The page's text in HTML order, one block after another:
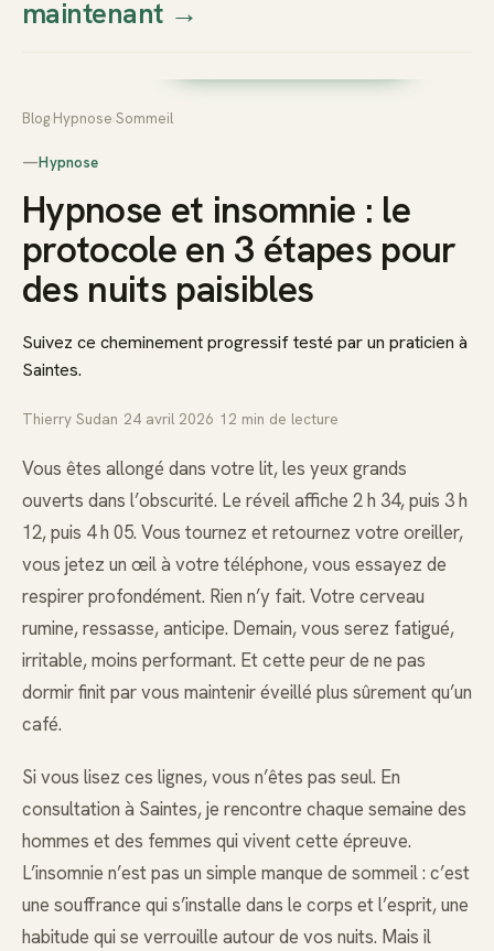
Thierry
Prendre rendez-vous dès
maintenant→
Blog Hypnose Sommeil
—Hypnose
Hypnose et insomnie : le
protocole en 3 étapes pour
des nuits paisibles
Suivez ce cheminement progressif testé par un praticien à
Saintes.
Thierry Sudan 24 avril 2026 12 min de lecture
Vous êtes allongé dans votre lit, les yeux grands
ouverts dans l’obscurité. Le réveil affiche 2 h 34, puis 3 h
12, puis 4 h 05. Vous tournez et retournez votre oreiller,
vous jetez un œil à votre téléphone, vous essayez de
respirer profondément. Rien n’y fait. Votre cerveau
rumine, ressasse, anticipe. Demain, vous serez fatigué,
irritable, moins performant. Et cette peur de ne pas
dormir finit par vous maintenir éveillé plus sûrement qu’un
café.
Si vous lisez ces lignes, vous n’êtes pas seul. En
consultation à Saintes, je rencontre chaque semaine des
hommes et des femmes qui vivent cette épreuve.
L’insomnie n’est pas un simple manque de sommeil : c’est
une souffrance qui s’installe dans le corps et l’esprit, une
habitude qui se verrouille autour de vos nuits. Mais il